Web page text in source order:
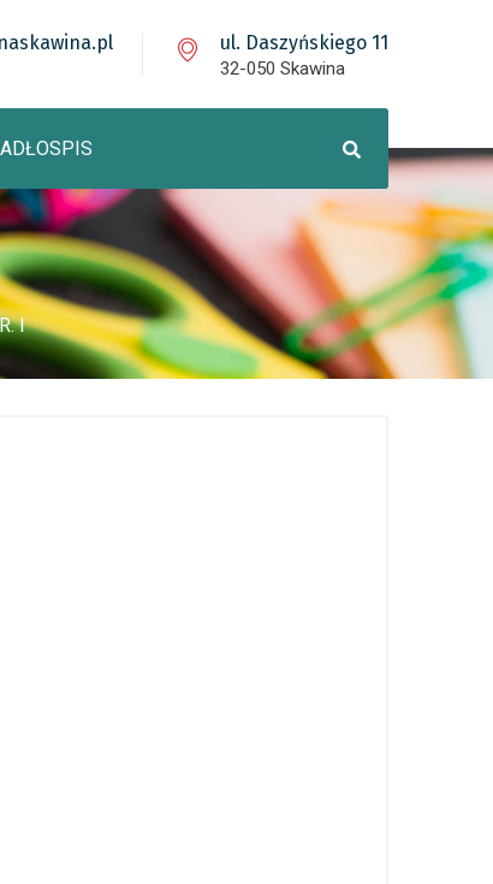
ul. Daszyńskiego 11
32-050 Skawina
I